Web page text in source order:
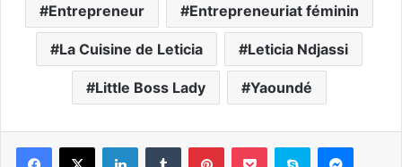
Entrepreneur Entrepreneuriat féminin
La Cuisine de Leticia Leticia Ndjassi
Little Boss Lady Yaoundé
Facebook
X LinkedinTumblr PinterestPocket Skype